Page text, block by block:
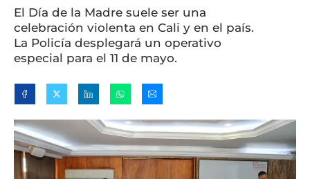
El Día de la Madre suele ser una
celebración violenta en Cali y en el país.
La Policía desplegará un operativo
especial para el 11 de mayo.